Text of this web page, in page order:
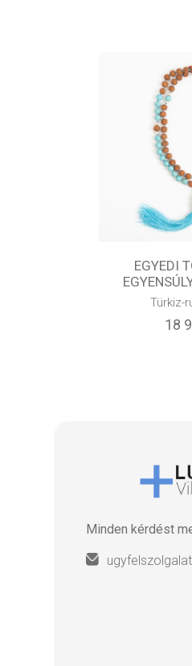
EGYEDI
Türkiz-
18
Minden kérdést